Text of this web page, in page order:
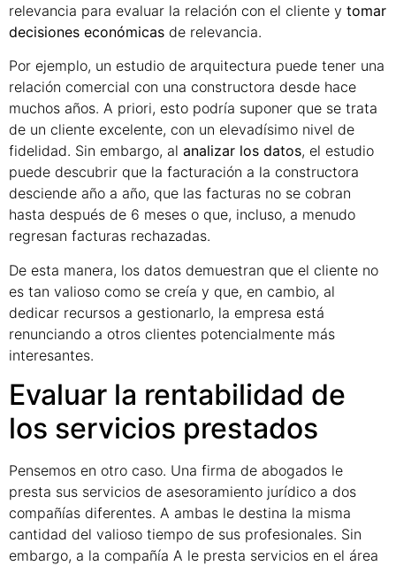
relevancia para evaluar la relación con el cliente y tomar
decisiones económicas de relevancia.
Por ejemplo, un estudio de arquitectura puede tener una
relación comercial con una constructora desde hace
muchos años. A priori, esto podría suponer que se trata
de un cliente excelente, con un elevadísimo nivel de
fidelidad. Sin embargo, al analizar los datos, el estudio
puede descubrir que la facturación a la constructora
desciende año a año, que las facturas no se cobran
hasta después de 6 meses o que, incluso, a menudo
regresan facturas rechazadas.
De esta manera, los datos demuestran que el cliente no
es tan valioso como se creía y que, en cambio, al
dedicar recursos a gestionarlo, la empresa está
renunciando a otros clientes potencialmente más
interesantes.
Evaluar la rentabilidad de
los servicios prestados
Pensemos en otro caso. Una firma de abogados le
presta sus servicios de asesoramiento jurídico a dos
compañías diferentes. A ambas le destina la misma
cantidad del valioso tiempo de sus profesionales. Sin
embargo, a la compañía A le presta servicios en el área